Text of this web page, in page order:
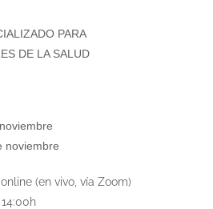
PARA
DE LA SALUD
noviembre
(en vivo, vía Zoom)